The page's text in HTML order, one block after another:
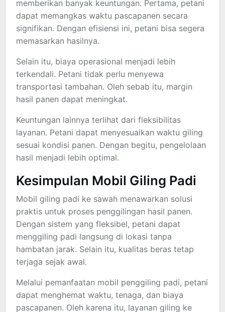
memberikan banyak keuntungan. Pertama, petani
dapat memangkas waktu pascapanen secara
signifikan. Dengan efisiensi ini, petani bisa segera
memasarkan hasilnya.
Selain itu, biaya operasional menjadi lebih
terkendali. Petani tidak perlu menyewa
transportasi tambahan. Oleh sebab itu, margin
hasil panen dapat meningkat.
Keuntungan lainnya terlihat dari fleksibilitas
layanan. Petani dapat menyesuaikan waktu giling
sesuai kondisi panen. Dengan begitu, pengelolaan
hasil menjadi lebih optimal.
Kesimpulan Mobil Giling Padi
Mobil giling padi ke sawah menawarkan solusi
praktis untuk proses penggilingan hasil panen.
Dengan sistem yang fleksibel, petani dapat
menggiling padi langsung di lokasi tanpa
hambatan jarak. Selain itu, kualitas beras tetap
terjaga sejak awal.
Melalui pemanfaatan mobil penggiling padi, petani
dapat menghemat waktu, tenaga, dan biaya
pascapanen. Oleh karena itu, layanan giling ke